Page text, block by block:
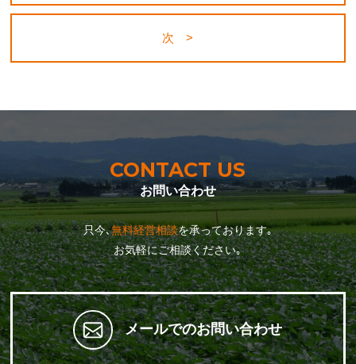
次 >
CONTACT US
お問い合わせ
只今､無料経営相談を承っております｡
お気軽にご相談ください｡
メールでのお問い合わせ